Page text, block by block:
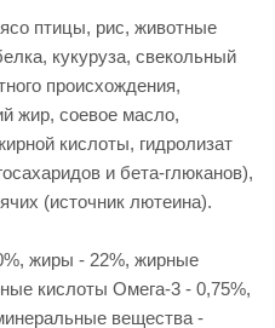
птицы, рис, животные
кукуруза, свекольный
происхождения,
жир, соевое масло,
кислоты, гидролизат
и бета-глюканов),
(источник лютеина).
жиры - 22%, жирные
кислоты Омега-3 - 0,75%,
вещества -